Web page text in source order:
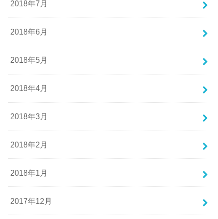
2018年7月
2018年6月
2018年5月
2018年4月
2018年3月
2018年2月
2018年1月
2017年12月